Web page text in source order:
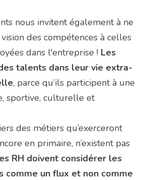
nous invitent également à ne
des compétences à celles
dans l'entreprise ! Les
talents dans leur vie extra-
, parce qu’ils participent à une
sportive, culturelle et
des métiers qu’exerceront
en primaire, n’existent pas
RH doivent considérer les
comme un flux et non comme